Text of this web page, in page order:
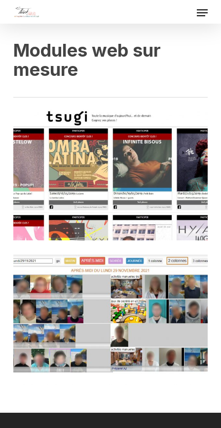
content
Menu
Modules web sur
mesure